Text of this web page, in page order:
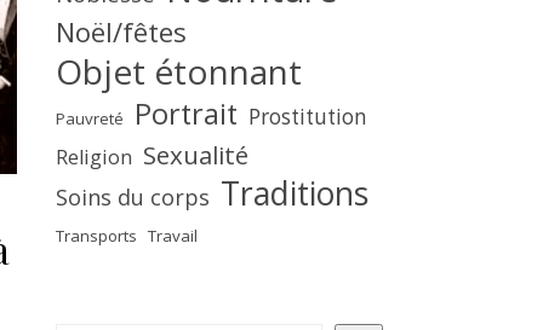
Noël/fêtes
Objet étonnant
Pauvreté Portrait Prostitution
Religion Sexualité
Soins du corps Traditions
Transports Travail